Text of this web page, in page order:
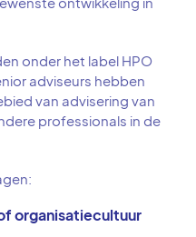
onder het label HPO
adviseurs hebben
van advisering van
professionals in de
organisatiecultuur